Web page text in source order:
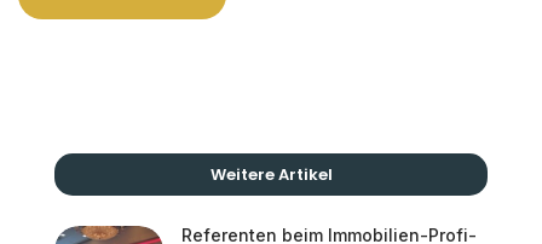
Weitere Artikel
Referenten beim Immobilien-Profi-